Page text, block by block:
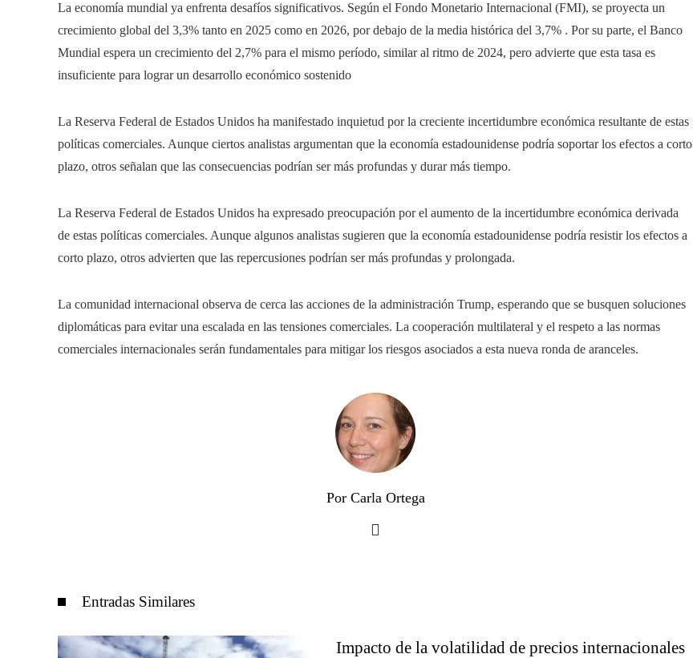
La economía mundial ya enfrenta desafíos significativos. Según el Fondo Monetario Internacional (FMI), se proyecta un
crecimiento global del 3,3% tanto en 2025 como en 2026, por debajo de la media histórica del 3,7% . Por su parte, el Banco
Mundial espera un crecimiento del 2,7% para el mismo período, similar al ritmo de 2024, pero advierte que esta tasa es
insuficiente para lograr un desarrollo económico sostenido
La Reserva Federal de Estados Unidos ha manifestado inquietud por la creciente incertidumbre económica resultante de estas
políticas comerciales. Aunque ciertos analistas argumentan que la economía estadounidense podría soportar los efectos a corto
plazo, otros señalan que las consecuencias podrían ser más profundas y durar más tiempo.
La Reserva Federal de Estados Unidos ha expresado preocupación por el aumento de la incertidumbre económica derivada
de estas políticas comerciales. Aunque algunos analistas sugieren que la economía estadounidense podría resistir los efectos a
corto plazo, otros advierten que las repercusiones podrían ser más profundas y prolongada.
La comunidad internacional observa de cerca las acciones de la administración Trump, esperando que se busquen soluciones
diplomáticas para evitar una escalada en las tensiones comerciales. La cooperación multilateral y el respeto a las normas
comerciales internacionales serán fundamentales para mitigar los riesgos asociados a esta nueva ronda de aranceles.​
Por Carla Ortega
Entradas Similares
Impacto de la volatilidad de precios internacionales